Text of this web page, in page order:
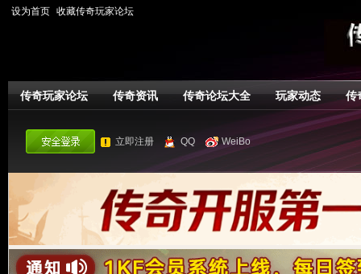
设为首页 收藏传奇玩家论坛
传奇玩家论坛 传奇资讯 传奇论坛大全 玩家动态 传
立即注册 QQ WeiBo